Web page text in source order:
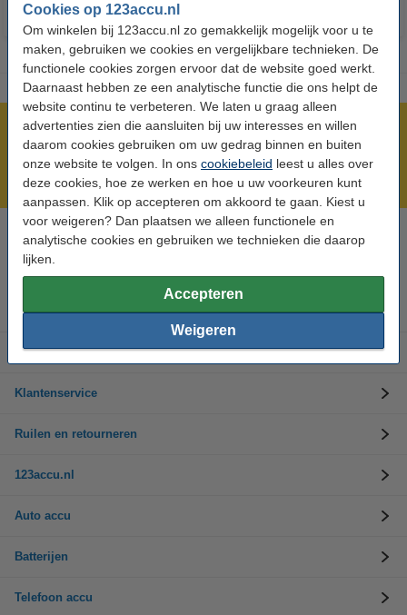
Cookies op 123accu.nl
Om winkelen bij 123accu.nl zo gemakkelijk mogelijk voor u te
maken, gebruiken we cookies en vergelijkbare technieken. De
functionele cookies zorgen ervoor dat de website goed werkt.
Daarnaast hebben ze een analytische functie die ons helpt de
website continu te verbeteren. We laten u graag alleen
advertenties zien die aansluiten bij uw interesses en willen
daarom cookies gebruiken om uw gedrag binnen en buiten
onze website te volgen. In ons cookiebeleid leest u alles over
deze cookies, hoe ze werken en hoe u uw voorkeuren kunt
aanpassen. Klik op accepteren om akkoord te gaan. Kiest u
voor weigeren? Dan plaatsen we alleen functionele en
analytische cookies en gebruiken we technieken die daarop
lijken.
Accepteren
Weigeren
Meer dan 5 miljoen klanten!
Voor 23.59 uur besteld, morgen in huis!
Laagsteprijsgarantie!
Hulp nodig? Bel ons op 0294-787125
Accu's
Opladers
Klantenservice
Ruilen en retourneren
123accu.nl
Auto accu
Batterijen
Telefoon accu